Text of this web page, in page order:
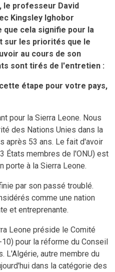
le professeur David
Kingsley Ighobor
que cela signifie pour la
sur les priorités que le
au cours de son
sont tirés de l'entretien :
étape pour votre pays,
pour la Sierra Leone. Nous
des Nations Unies dans la
après 53 ans. Le fait d'avoir
États membres de l'ONU) est
porte à la Sierra Leone.
par son passé troublé.
comme une nation
et entreprenante.
Leone préside le Comité
pour la réforme du Conseil
L'Algérie, autre membre du
dans la catégorie des